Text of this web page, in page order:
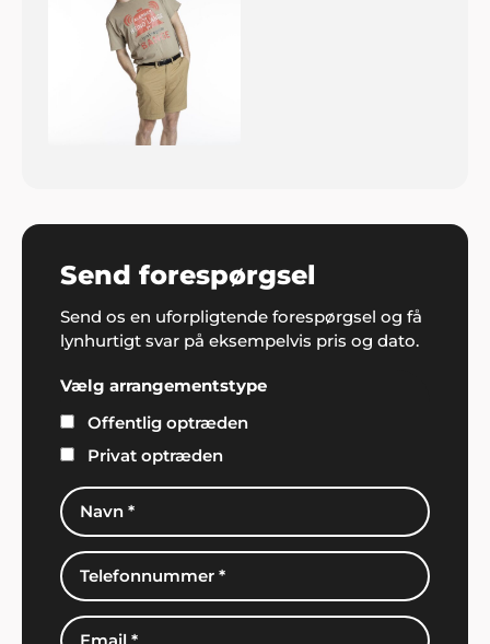
Send forespørgsel
Send os en uforpligtende forespørgsel og få
lynhurtigt svar på eksempelvis pris og dato.
Vælg arrangementstype
Offentlig optræden
Privat optræden
Per Nielsen, Odense